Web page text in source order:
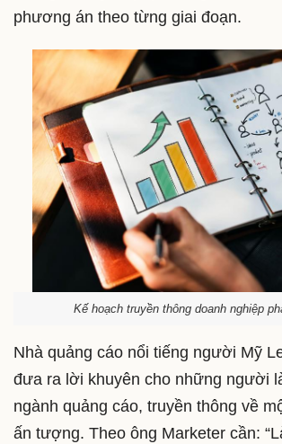
phương án theo từng giai đoạn.
Kế hoạch truyền thông doanh nghiệp
Nhà quảng cáo nổi tiếng người Mỹ
đưa ra lời khuyên cho những người
ngành quảng cáo, truyền thông về
ấn tượng. Theo ông Marketer cần: